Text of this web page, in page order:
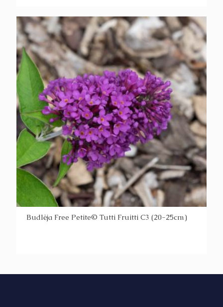
Budlėja Free Petite© Tutti Fruitti C3 (20-25cm)